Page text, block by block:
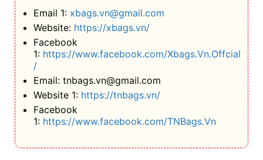
Email 1: xbags.vn@gmail.com
Website: https://xbags.vn/
Facebook
1: https://www.facebook.com/Xbags.Vn.Offcial
/
Email: tnbags.vn@gmail.com
Website 1: https://tnbags.vn/
Facebook
1: https://www.facebook.com/TNBags.Vn